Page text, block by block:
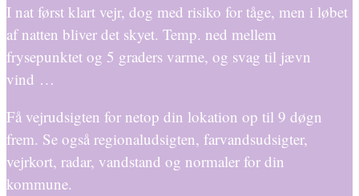
I nat først klart vejr, dog med risiko for tåge, men i løbet
af natten bliver det skyet. Temp. ned mellem
frysepunktet og 5 graders varme, og svag til jævn
vind …
Få vejrudsigten for netop din lokation op til 9 døgn
frem. Se også regionaludsigten, farvandsudsigter,
vejrkort, radar, vandstand og normaler for din
kommune.